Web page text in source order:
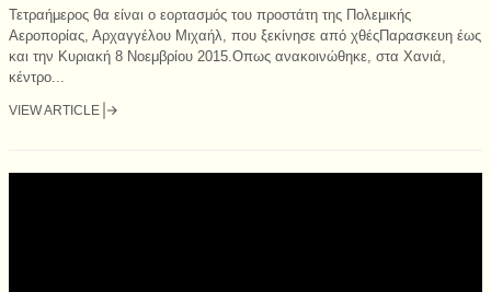
Τετραήμερος θα είναι ο εορτασμός του προστάτη της Πολεμικής
Αεροπορίας, Αρχαγγέλου Μιχαήλ, που ξεκίνησε από χθέςΠαρασκευη έως
και την Κυριακή 8 Νοεμβρίου 2015.Oπως ανακοινώθηκε, στα Χανιά,
κέντρο...
VIEW ARTICLE